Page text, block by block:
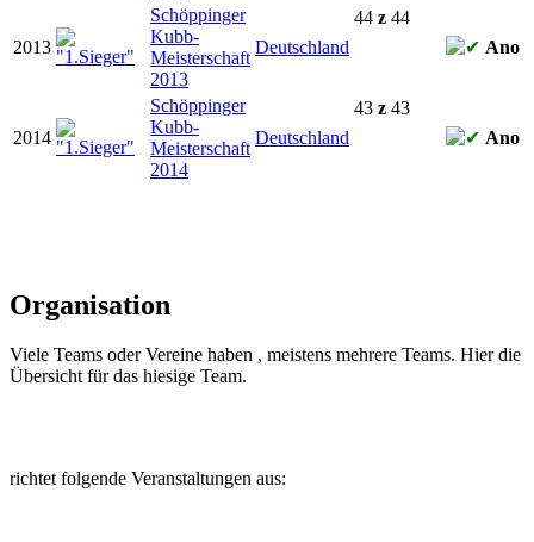
2013
Schöppinger
Kubb-
Meisterschaft
2013
Deutschland
44 z 44
Ano
2014
Schöppinger
Kubb-
Meisterschaft
2014
Deutschland
43 z 43
Ano
Organisation
Viele Teams oder Vereine haben , meistens mehrere Teams. Hier die
Übersicht für das hiesige Team.
richtet folgende Veranstaltungen aus: